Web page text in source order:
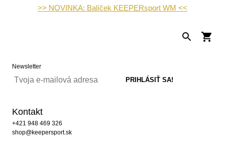
>> NOVINKA: Balíček KEEPERsport WM <<
Newsletter
Kontakt
+421 948 469 326
shop@keepersport.sk